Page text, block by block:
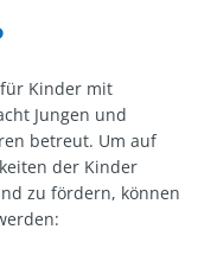
Kinder mit
Jungen und
betreut. Um auf
der Kinder
zu fördern, können